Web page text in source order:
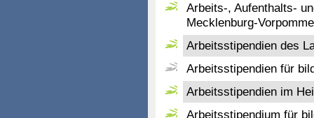
Arbeits-, Aufenthalts-
Mecklenburg-
Arbeitsstipendien des
Arbeitsstipendien für
Arbeitsstipendien im
Arbeitsstipendium für